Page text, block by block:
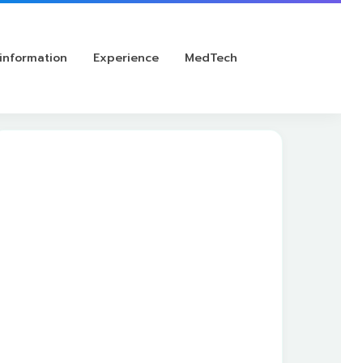
Experience MedTech